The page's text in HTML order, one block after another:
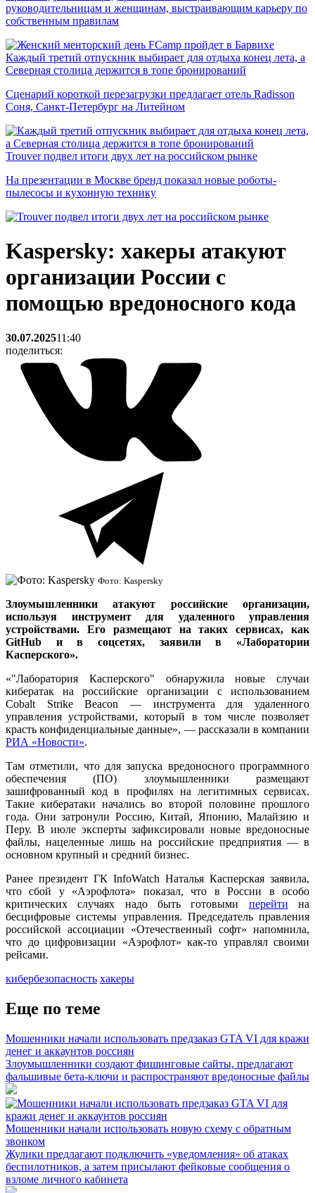
руководительницам и женщинам, выстраивающим карьеру по
собственным правилам
Каждый третий отпускник выбирает для отдыха конец лета, а
Северная столица держится в топе бронирований
Сценарий короткой перезагрузки предлагает отель Radisson
Соня, Санкт-Петербург на Литейном
Trouver подвел итоги двух лет на российском рынке
На презентации в Москве бренд показал новые роботы-
пылесосы и кухонную технику
Kaspersky: хакеры атакуют
организации России с
помощью вредоносного кода
30.07.202511:40
поделиться:
Фото: Kaspersky
Злоумышленники атакуют российские организации,
используя инструмент для удаленного управления
устройствами. Его размещают на таких сервисах, как
GitHub и в соцсетях, заявили в «Лаборатории
Касперского».
«"Лаборатория Касперского" обнаружила новые случаи
кибератак на российские организации с использованием
Cobalt Strike Beacon — инструмента для удаленного
управления устройствами, который в том числе позволяет
красть конфиденциальные данные», — рассказали в компании
РИА «Новости».
Там отметили, что для запуска вредоносного программного
обеспечения (ПО) злоумышленники размещают
зашифрованный код в профилях на легитимных сервисах.
Такие кибератаки начались во второй половине прошлого
года. Они затронули Россию, Китай, Японию, Малайзию и
Перу. В июле эксперты зафиксировали новые вредоносные
файлы, нацеленные лишь на российские предприятия — в
основном крупный и средний бизнес.
Ранее президент ГК InfoWatch Наталья Касперская заявила,
что сбой у «Аэрофлота» показал, что в России в особо
критических случаях надо быть готовыми перейти на
бесцифровые системы управления. Председатель правления
российской ассоциации «Отечественный софт» напомнила,
что до цифровизации «Аэрофлот» как-то управлял своими
рейсами.
кибербезопасность хакеры
Еще по теме
Мошенники начали использовать предзаказ GTA VI для кражи
денег и аккаунтов россиян
Злоумышленники создают фишинговые сайты, предлагают
фальшивые бета-ключи и распространяют вредоносные файлы
Мошенники начали использовать новую схему с обратным
звонком
Жулики предлагают подключить «уведомления» об атаках
беспилотников, а затем присылают фейковые сообщения о
взломе личного кабинета